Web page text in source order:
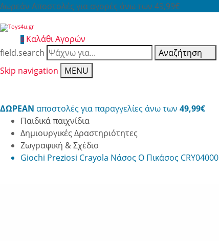
Δωρεάν Αποστολές για αγορές άνω των 49,99€
0 Καλάθι Αγορών
field.search
Αναζήτηση
Skip navigation
MENU
ΔΩΡΕΑΝ αποστολές για παραγγελίες άνω των 49,99€
Παιδικά παιχνίδια
Δημιουργικές Δραστηριότητες
Ζωγραφική & Σχέδιο
Giochi Preziosi Crayola Νάσος Ο Πικάσος CRY04000